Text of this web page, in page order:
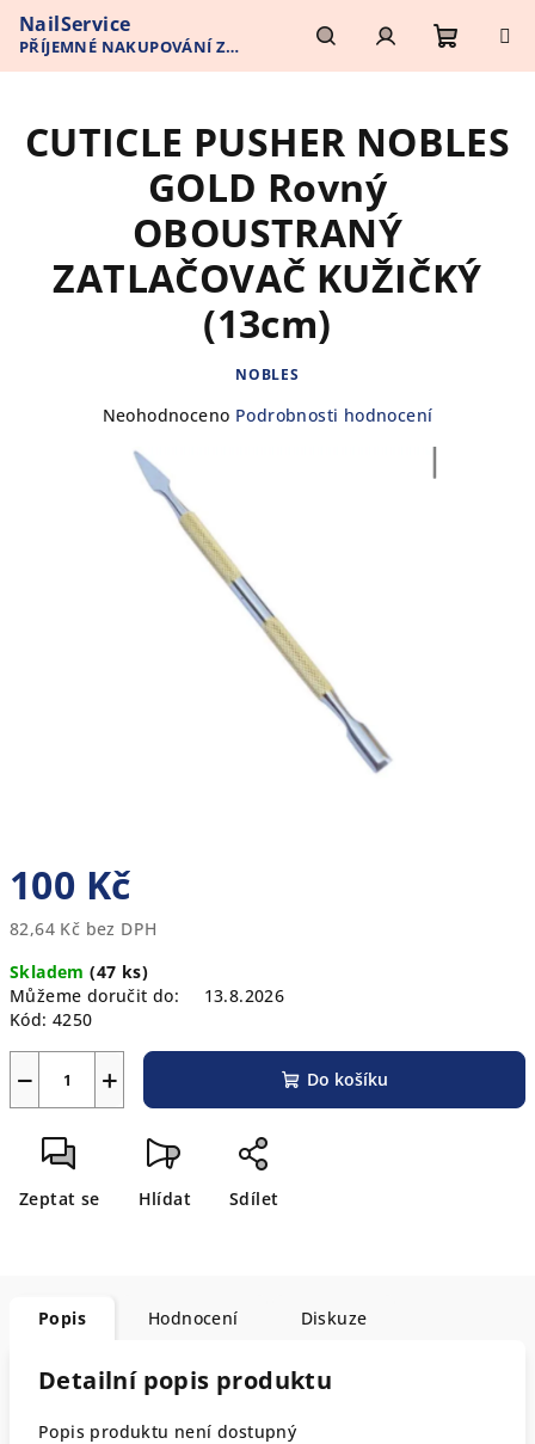
obsah
NailService
PŘÍJEMNÉ NAKUPOVÁNÍ Z
POHODLÍ VAŠEHO DOMOVA
HledatPřihlášení
košík
100 Kč
82,64 Kč bez DPH
cena:
Skladem(47 ks)
Můžeme doručit do:
13.8.2026
Kód: 4250
+
− Do košíku
Zeptat se Hlídat Sdílet
CUTICLE PUSHER NOBLES
GOLD Rovný
OBOUSTRANÝ
ZATLAČOVAČ KUŽIČKÝ
(13cm)
NOBLES
Průměrné
produktu
Neohodnoceno Podrobnosti hodnocení
Popis Hodnocení Diskuze
Detailní popis produktu
Popis produktu není dostupný